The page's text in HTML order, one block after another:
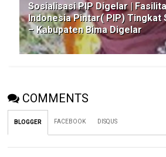
Sosialisasi PIP Digelar |
Indonesia Pintar( PIP) Tingkat
– Kabupaten Bima Digelar
COMMENTS
BLOGGER FACEBOOK DISQUS